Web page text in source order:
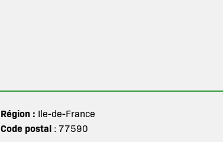
Région : Ile-de-France
Code postal: 77590